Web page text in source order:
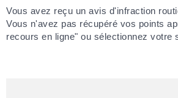
Vous avez reçu un avis d'infraction
Vous n'avez pas récupéré vos points
recours en ligne" ou sélectionnez votre